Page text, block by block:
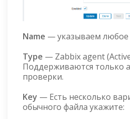
Name — указываем
Type — Zabbix agent
Поддерживаются только
проверки.
Key — Есть несколько
обычного файла укажите: